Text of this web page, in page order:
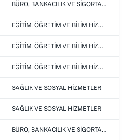
BÜRO, BANKACILIK VE SİGORTACILIK HİZMETLERİ
EĞİTİM, ÖĞRETİM VE BİLİM HİZMETLERİ
EĞİTİM, ÖĞRETİM VE BİLİM HİZMETLERİ
EĞİTİM, ÖĞRETİM VE BİLİM HİZMETLERİ
SAĞLIK VE SOSYAL HİZMETLER
SAĞLIK VE SOSYAL HİZMETLER
BÜRO, BANKACILIK VE SİGORTACILIK HİZMETLERİ